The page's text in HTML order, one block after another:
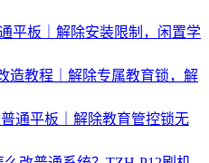
平板｜解除安装限制，闲置学
造教程｜解除专属教育锁，解
通平板｜解除教育管控锁无